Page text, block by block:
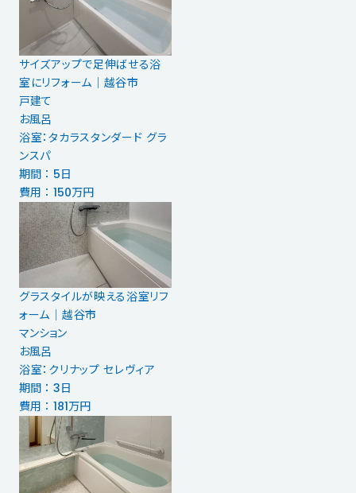
サイズアップで足伸ばせる浴
室にリフォーム｜越谷市
戸建て
お風呂
浴室：タカラスタンダード グラ
ンスパ
期間 ： 5日
費用 ： 150万円
グラスタイルが映える浴室リフ
ォーム│越谷市
マンション
お風呂
浴室：クリナップ セレヴィア
期間 ： 3日
費用 ： 181万円